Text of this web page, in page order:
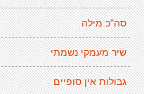
סה"כ מילה
שיר מעמקי נשמתי
גבולות אין סופיים